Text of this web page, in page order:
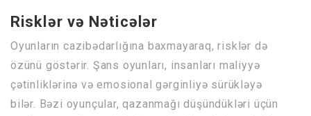
Risklər və Nəticələr
Oyunların cazibədarlığına baxmayaraq, risklər də
özünü göstərir. Şans oyunları, insanları maliyyə
çətinliklərinə və emosional gərginliyə sürükləyə
bilər. Bəzi oyunçular, qazanmağı düşündükləri üçün